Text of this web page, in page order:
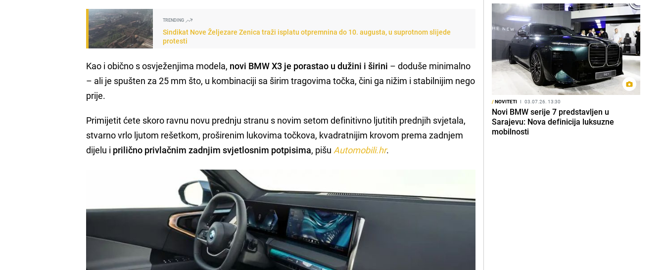
TRENDING
Sindikat Nove Željezare Zenica traži isplatu otpremnina do 10. augusta, u suprotnom slijede
protesti
Kao i obično s osvježenjima modela, novi BMW X3 je porastao u dužini i širini – doduše minimalno
– ali je spušten za 25 mm što, u kombinaciji sa širim tragovima točka, čini ga nižim i stabilnijim nego
prije.
Primijetit ćete skoro ravnu novu prednju stranu s novim setom definitivno ljutitih prednjih svjetala,
stvarno vrlo ljutom rešetkom, proširenim lukovima točkova, kvadratnijim krovom prema zadnjem
dijelu i prilično privlačnim zadnjim svjetlosnim potpisima, pišu Automobili.hr.
/NOVITETI I 03.07.26. 13:30
Novi BMW serije 7 predstavljen u
Sarajevu: Nova definicija luksuzne
mobilnosti